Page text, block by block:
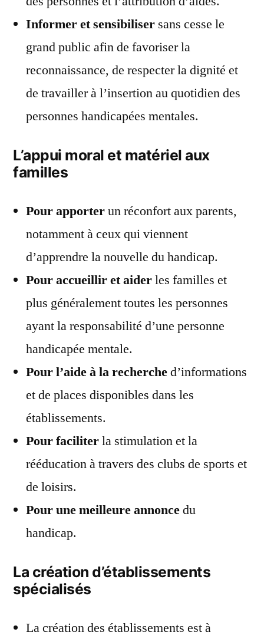
Informer et sensibiliser sans cesse le
grand public afin de favoriser la
reconnaissance, de respecter la dignité et
de travailler à l’insertion au quotidien des
personnes handicapées mentales.
L’appui moral et matériel aux
familles
Pour apporterun réconfort aux parents,
notamment à ceux qui viennent
d’apprendre la nouvelle du handicap.
Pour accueillir et aiderles familles et
plus généralement toutes les personnes
ayant la responsabilité d’une personne
handicapée mentale.
Pour l’aide à la recherched’informations
et de places disponibles dans les
établissements.
Pour faciliterla stimulation et la
rééducation à travers des clubs de sports et
de loisirs.
Pour une meilleure annoncedu
handicap.
La création d’établissements
spécialisés
La création des établissements est à